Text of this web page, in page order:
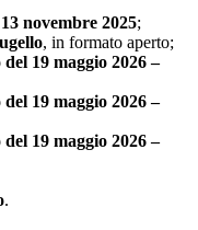
novembre 2025;
, in formato aperto;
19 maggio 2026 –
19 maggio 2026 –
19 maggio 2026 –
.